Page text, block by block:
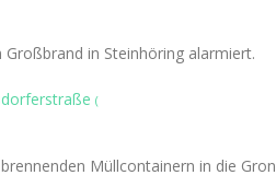
in Steinhöring alarmiert.
(
Müllcontainern in die